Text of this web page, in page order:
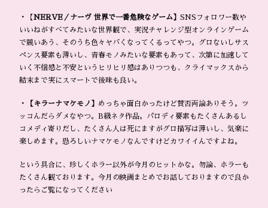
・ 【 NERVE／ナーヴ 世界で一番危険なゲーム】 SNSフォロワー数や
いいねがすべてみたいな世界観で、実況チャレンジ型オンラインゲーム
で競いあう、そのうち色々ヤバくなってくるってやつ。グロないしサス
ペンス要素も薄いし、青春モノみたいな要素もあって、次第に加速して
いく不信感と不安というヒリヒリ感はありつつも、クライマックスから
結末まで実にスマートで後味も良い。
・【キラーナマケモノ】
めっちゃ面白かったけど賛否両論ありそう。ツ
ッコんだらダメなやつ。B級ネタ作品。パロディ要素もたくさんあるし
コメディ寄りだし、たくさん人は死にますがグロ描写は薄いし、気楽に
楽しめます。恐ろしいナマケモノなんですけどカワイイんですよね。
という具合に、珍しくホラー以外が今月のヒットかな。勿論、ホラーも
たくさん観ております。今月の映画まとめでお話しておりますので良か
ったらご覧になってください